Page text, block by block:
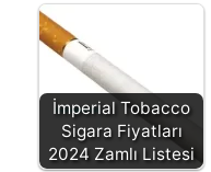
İmperial Tobacco
Sigara Fiyatları
2024 Zamlı Listesi